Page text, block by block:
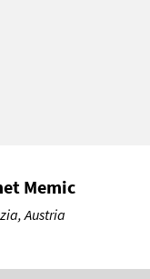
Memic
Austria